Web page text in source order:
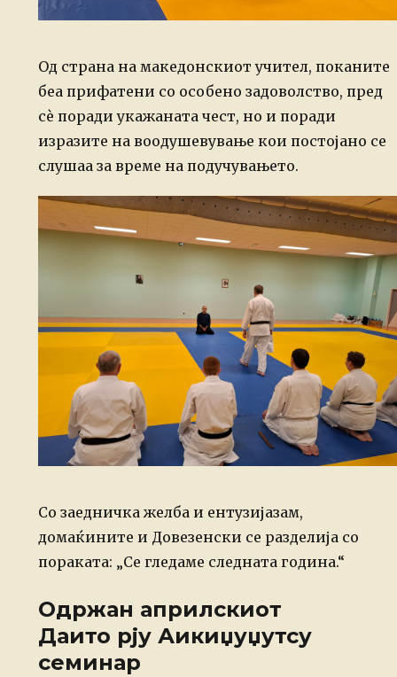
Од страна на македонскиот учител, поканите
беа прифатени со особено задоволство, пред
сè поради укажаната чест, но и поради
изразите на воодушевување кои постојано се
слушаа за време на подучувањето.
Со заедничка желба и ентузијазам,
домаќините и Довезенски се разделија со
пораката: „Се гледаме следната година.“
Одржан априлскиот
Даито рју Аикиџуџутсу
семинар